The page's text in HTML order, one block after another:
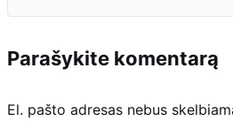
Parašykite komentarą
El. pašto adresas nebus